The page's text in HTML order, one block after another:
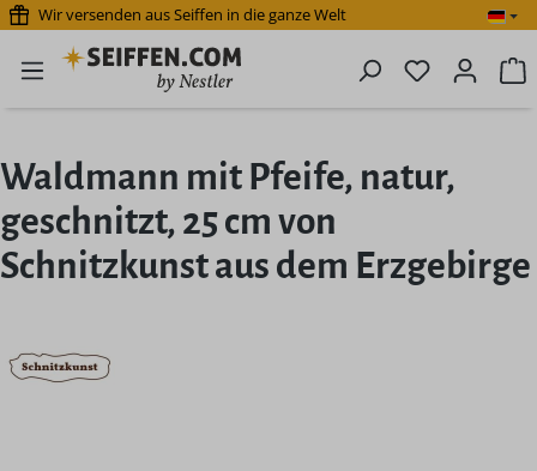
Zum Hauptinhalt springen
Wir versenden aus Seiffen in die ganze Welt
Du hast 0
Waldmann mit Pfeife, natur,
geschnitzt, 25 cm von
Schnitzkunst aus dem Erzgebirge